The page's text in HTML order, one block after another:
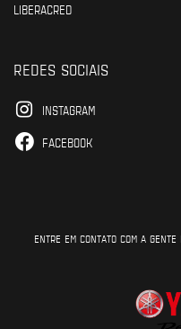
LIBERACRED
REDES SOCIAIS
INSTAGRAM
FACEBOOK
ENTRE EM CONTATO COM A